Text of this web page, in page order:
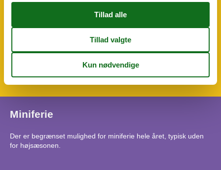
Natteliv
Miniferie
Der er begrænset mulighed for miniferie hele året, typisk uden
for højsæsonen.